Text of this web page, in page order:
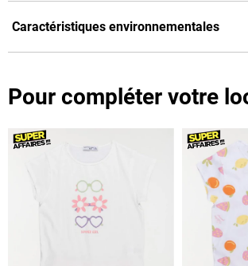
Caractéristiques environnementales
Pour compléter votre